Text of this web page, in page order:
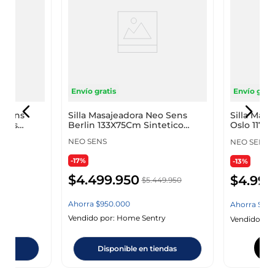
Sens
Envío gratis
Silla Masajeadora Neo Sens
Berlin 133X75Cm Sintetico
NEO SENS
-17%
$4.499.950 $5.449.950
Ahorra $950.000
Vendido por: Home Sentry
Disponible en tiendas
Envío
Silla
Oslo
NEO SENS
-13%
$4.999
Ahorra$
Vendido